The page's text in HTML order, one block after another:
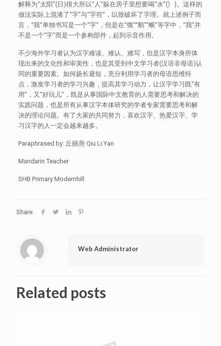
解释为“太阳”(日)很大所以“人”躲在房子里想要喝“水”(氵)。这样的
做法实际上混淆了“字”与“字符”，以致破坏了字理。就上述例子而
言，“我”单独书写是一个“字”，但是在“饿”“鹅”“蛾”等字中，“我”并
不是一个“字”而是一个参构部件，起到示音作用。
不少海外学习者认为汉字难读、难认、难写，但是汉字本身所体
现出来的文化性和审美性，也是其受到中文学习者(汉语非母语)认
同的重要因素。如何扬长避短，充分利用学习者的母语思维特
点，激发学习者的学习兴趣，提高其学习动力，让汉字学习既“有
用”，又“好玩儿”，既是从事国际中文教育的人需要思考和解决的
实践问题，也是所有从事汉字本体研究的学者专家需要思考和解
决的理论问题。有了大家的共同努力，喜欢汉字、热爱汉字、学
习汉字的人一定会越来越多。
Paraphrased by: 丘丽燕 Qiu Li Yan
Mandarin Teacher
SHB Primary Modernhill
Share
Web Administrator
Related posts